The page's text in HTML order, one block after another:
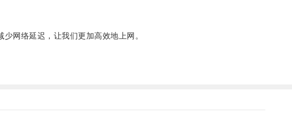
网络延迟，让我们更加高效地上网。